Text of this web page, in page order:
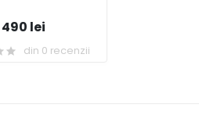
490 lei
din 0 recenzii